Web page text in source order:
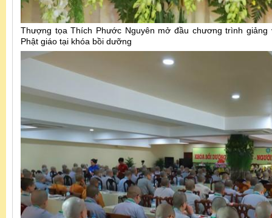
Thượng tọa Thích Phước Nguyên mở đầu chương trình
Phật giáo tại khóa bồi dưỡng